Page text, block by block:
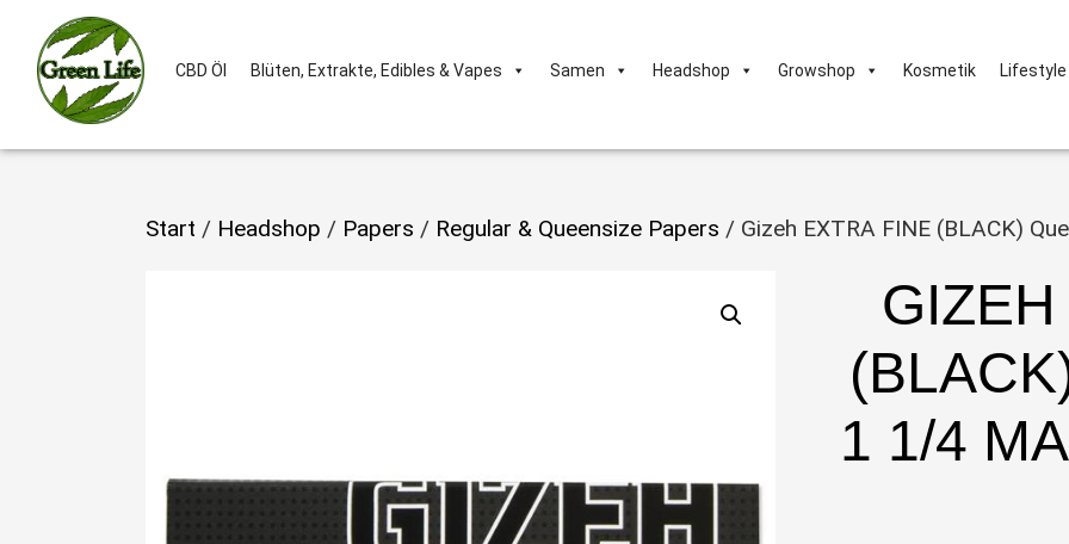
CBD Öl Blüten, Extrakte, Edibles & Vapes Samen Headshop Growshop Kosmetik Lifestyle
Start / Headshop / Papers / Regular & Queensize Papers / Gizeh EXTRA FINE (BLACK)
1 1/4